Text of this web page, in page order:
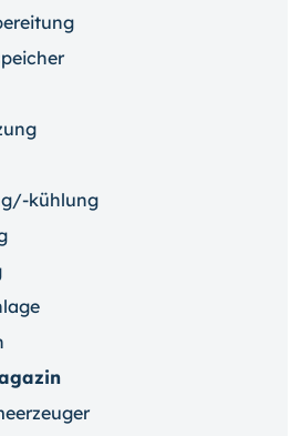
kühlung